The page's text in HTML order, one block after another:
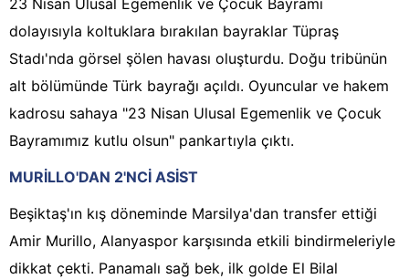
23 Nisan Ulusal Egemenlik ve Çocuk Bayramı
dolayısıyla koltuklara bırakılan bayraklar Tüpraş
Stadı'nda görsel şölen havası oluşturdu. Doğu tribünün
alt bölümünde Türk bayrağı açıldı. Oyuncular ve hakem
kadrosu sahaya "23 Nisan Ulusal Egemenlik ve Çocuk
Bayramımız kutlu olsun" pankartıyla çıktı.
MURİLLO'DAN 2'NCİ ASİST
Beşiktaş'ın kış döneminde Marsilya'dan transfer ettiği
Amir Murillo, Alanyaspor karşısında etkili bindirmeleriyle
dikkat çekti. Panamalı sağ bek, ilk golde El Bilal